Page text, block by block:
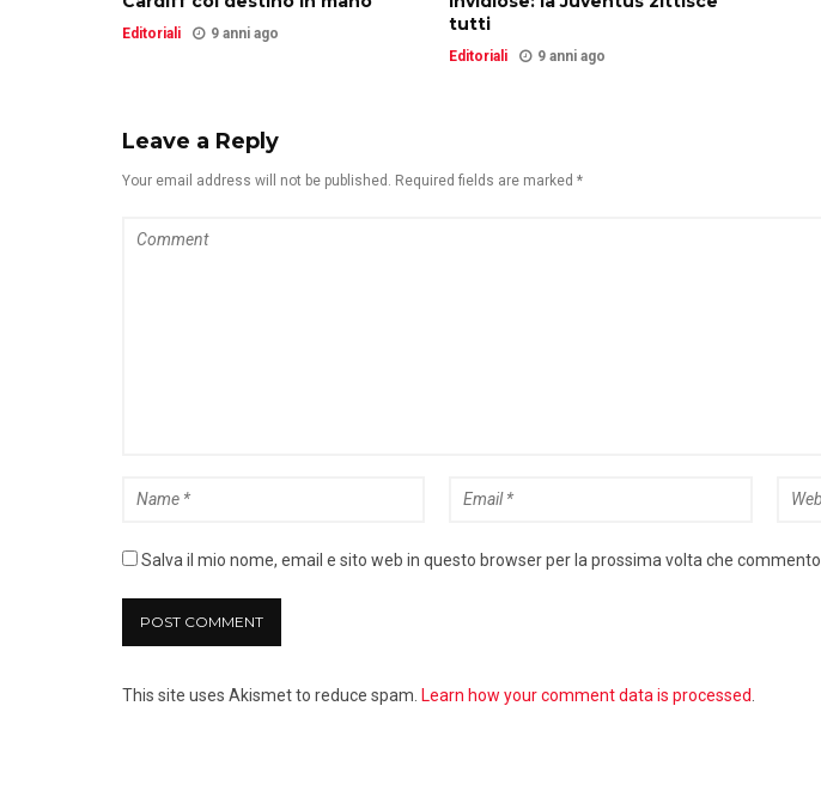
Editoriali 9 anni ago
tutti
Editoriali 9 anni ago
Leave a Reply
Your email address will not be published. Required fields are marked *
Salva il mio nome, email e sito web in questo browser per la prossima volta che commento.
This site uses Akismet to reduce spam. Learn how your comment data is processed